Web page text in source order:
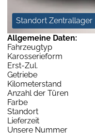
Standort Zentrallager
Allgemeine Daten:
Fahrzeugtyp
Karosserieform
Erst-Zul.
Getriebe
Kilometerstand
Anzahl der Türen
Farbe
Standort
Lieferzeit
Unsere Nummer